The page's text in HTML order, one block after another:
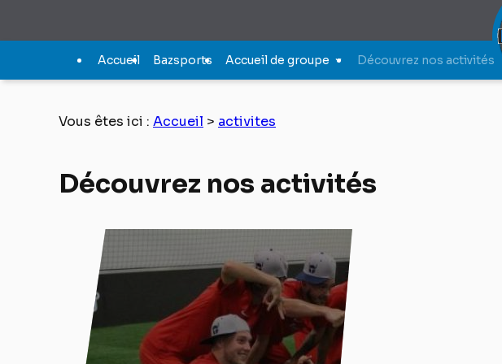
Accueil Bazsports Accueil de groupe Découvrez nos activités
Vous êtes ici : Accueil > activites
Découvrez nos activités